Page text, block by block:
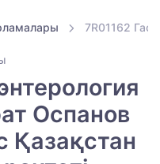
7R01162
Оспанов
Қазақстан